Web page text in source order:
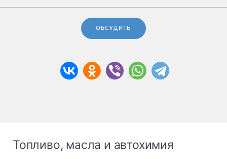
ОБСУДИТЬ
Топливо, масла и автохимия